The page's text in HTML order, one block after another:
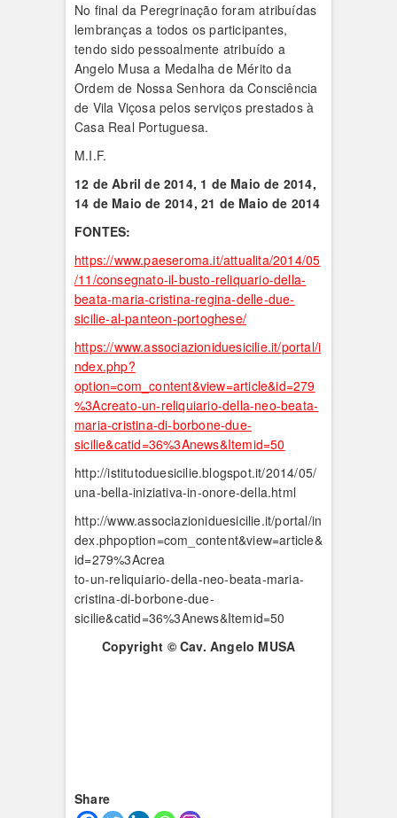
No final da Peregrinação foram atribuídas
lembranças a todos os participantes,
tendo sido pessoalmente atribuído a
Angelo Musa a Medalha de Mérito da
Ordem de Nossa Senhora da Consciência
de Vila Viçosa pelos serviços prestados à
Casa Real Portuguesa.
M.I.F.
12 de Abril de 2014, 1 de Maio de 2014,
14 de Maio de 2014, 21 de Maio de 2014
FONTES:
https://www.paeseroma.it/attualita/2014/05
/11/consegnato-il-busto-reliquario-della-
beata-maria-cristina-regina-delle-due-
sicilie-al-panteon-portoghese/
https://www.associazioniduesicilie.it/portal/i
ndex.php?
option=com_content&view=article&id=279
%3Acreato-un-reliquiario-della-neo-beata-
maria-cristina-di-borbone-due-
sicilie&catid=36%3Anews&Itemid=50
http://istitutoduesicilie.blogspot.it/2014/05/
una-bella-iniziativa-in-onore-della.html
http://www.associazioniduesicilie.it/portal/in
dex.phpoption=com_content&view=article&
id=279%3Acrea
to-un-reliquiario-della-neo-beata-maria-
cristina-di-borbone-due-
sicilie&catid=36%3Anews&Itemid=50
Copyright © Cav. Angelo MUSA
Share